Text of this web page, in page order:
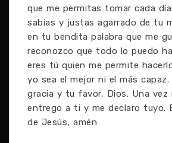
que me permitas tomar cada
sabias y justas agarrado de tu
en tu bendita palabra que me
reconozco que todo lo puedo
eres tú quien me permite
yo sea el mejor ni el más
gracia y tu favor, Dios. Una vez
entrego a ti y me declaro tuyo.
de Jesús, amén